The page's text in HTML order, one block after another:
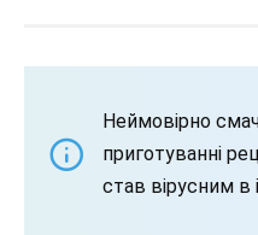
Неймовірно
приготуванні
став вірусним в